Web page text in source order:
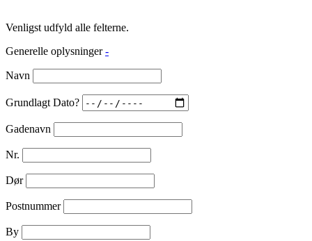
Venligst udfyld alle felterne.
Generelle oplysninger -
Navn
Grundlagt Dato?
Gadenavn
Nr.
Dør
Postnummer
By